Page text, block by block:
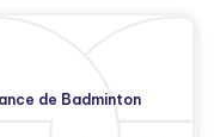
de Badminton